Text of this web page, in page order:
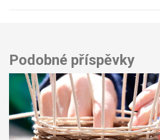
Podobné příspěvky